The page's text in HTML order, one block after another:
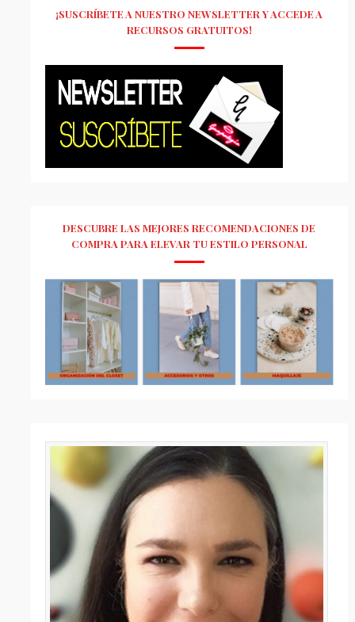
¡SUSCRÍBETE A NUESTRO NEWSLETTER Y ACCEDE A
RECURSOS GRATUITOS!
DESCUBRE LAS MEJORES RECOMENDACIONES DE
COMPRA PARA ELEVAR TU ESTILO PERSONAL